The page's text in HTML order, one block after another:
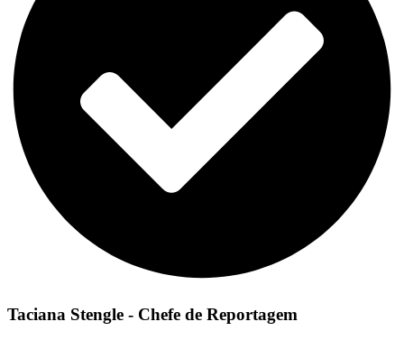
Taciana Stengle - Chefe de Reportagem